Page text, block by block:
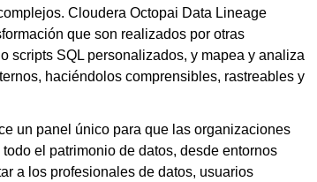
Cloudera Octopai Data Lineage
que son realizados por otras
scripts SQL personalizados, y mapea y analiza
haciéndolos comprensibles, rastreables y
un panel único para que las organizaciones
el patrimonio de datos, desde entornos
a los profesionales de datos, usuarios